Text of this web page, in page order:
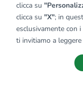
clicca su
clicca su "X"; in
esclusivamente con
ti invitiamo a